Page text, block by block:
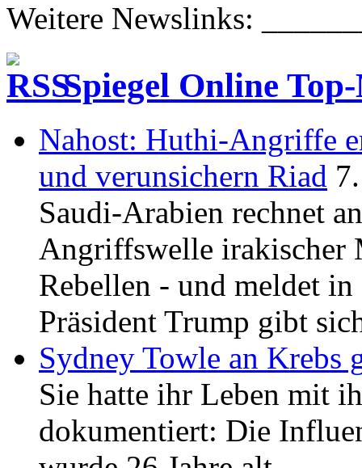
Weitere Newslinks:
Spiegel Online
Nahost: Huthi-Angriffe
und verunsichern Riad
Saudi-Arabien rechnet
Angriffswelle irakischer
Rebellen - und meldet
Präsident Trump gibt
Sydney Towle an Krebs
Sie hatte ihr Leben mit
dokumentiert: Die